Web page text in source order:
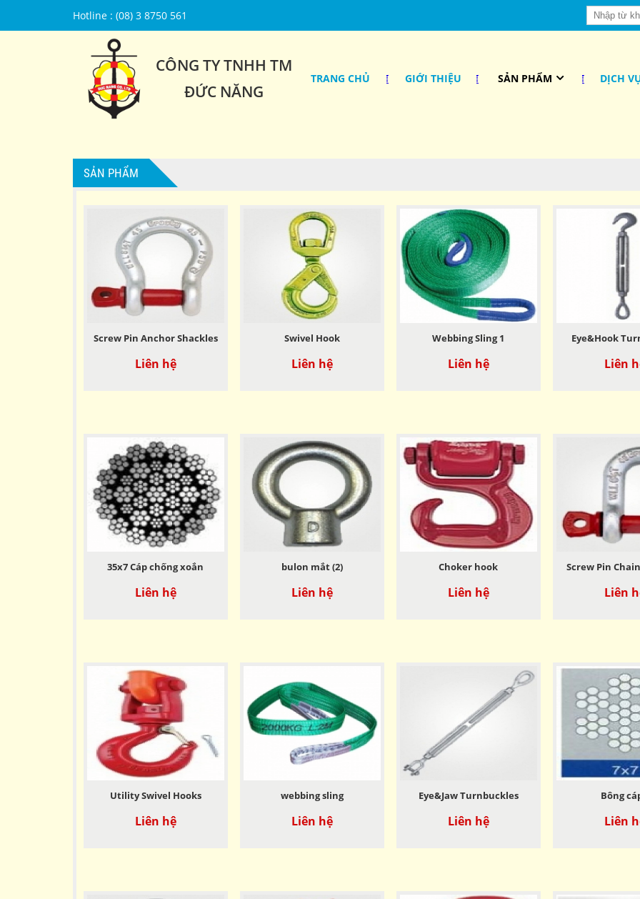
Hotline : (08) 3 8750 561
CÔNG TY TNHH TM
ĐỨC NĂNG
TRANG CHỦ GIỚI THIỆU SẢN PHẨM DỊCH
SẢN PHẨM
Screw Pin Anchor Shackles
Liên hệ
Swivel Hook
Liên hệ
Webbing Sling 1
Liên hệ
Eye&Hook
Liên
35x7 Cáp chống xoắn
Liên hệ
bulon mắt (2)
Liên hệ
Choker hook
Liên hệ
Screw Pin
Liên
Utility Swivel Hooks
Liên hệ
webbing sling
Liên hệ
Eye&Jaw Turnbuckles
Liên hệ
Bông
Liên